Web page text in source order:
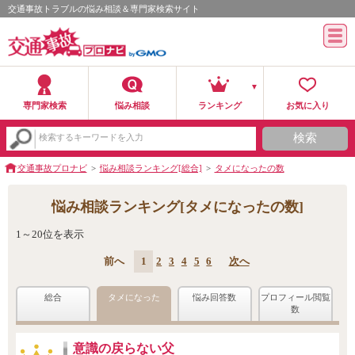
交通事故トラブルの悩み相談＆専門家検索サイト
専門家検索 悩み相談 ランキング お気に入り
検索するキーワードを入力 検索
交通事故プロナビ 悩み相談ランキング[総合] タメになったの数
悩み相談ランキング[タメになったの数]
1～20位を表示
前へ 1 2 3 4 5 6 次へ
総合 タメになった 悩み回答数
プロフィール閲覧
数
意識の戻らない父